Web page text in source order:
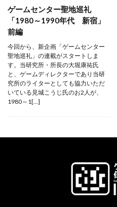
ゲームセンター聖地巡礼
「1980～1990年代 新宿」
前編
今回から、新企画「ゲームセンター
聖地巡礼」の連載がスタートしま
す。当研究所・所長の大堀康祐氏
と、ゲームディレクターであり当研
究所のライターとしても協力いただ
いている見城こうじ氏のお2人が、
1980～1[…]